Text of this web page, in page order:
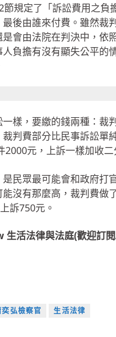
節規定了「訴訟費用之負
後由誰來付費。雖然裁
會由法院在判決中，依
負擔有沒有顯失公平的
樣，要繳的錢兩種：裁
判費部分比民事訴訟單
2000元，上訴一樣加收二
民眾最可能會和政府打
沒有那麼高，裁判費做
訴750元。
生活法律與法庭(歡迎訂
弘檢察官 生活法律